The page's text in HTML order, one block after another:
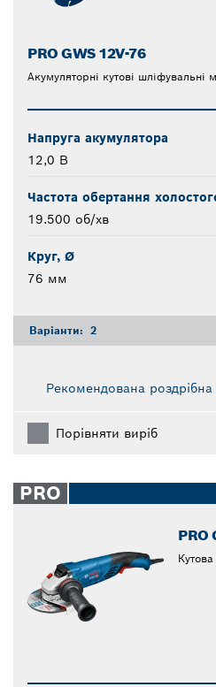
PRO GWS 12V-76
Акумуляторні кутові шліфувальні
Напруга акумулятора
12,0 В
Частота обертання
19.500 об/хв
Круг, Ø
76 мм
Варіанти: 2
Рекомендована
Порівняти виріб
PRO
PRO